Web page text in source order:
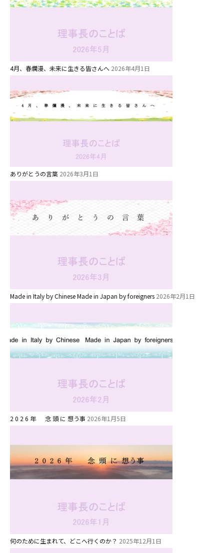
4月、春爛漫、未来に生きる皆さんへ 2026年4月1日
ありがとうの言葉 2026年3月1日
Made in Italy by Chinese Made in Japan by foreigners 2026年2月1日
2 0 2 6 年 念 頭 に 想う事 2026年1月5日
何のために生まれて、どこへ行くのか？ 2025年12月1日
今日の幼稚園
園児募集要項
教職員募集
園のこと
園舎案内
理事長のことば
教育と保育
預かり保育［ヒラソル ]
美⽊多チコス
美⽊多チコスについて
美⽊多チコスブログ
0歳親子登園［マカロンクラス ]
1歳・2歳親子登園［マリポサクラ
ス ]
グループ施設・
関係先リンク
学校法⼈鴨⾕学園 鳳幼稚園
学校法⼈諏訪森学園 諏訪森幼稚
⼤阪府私⽴幼稚園連盟